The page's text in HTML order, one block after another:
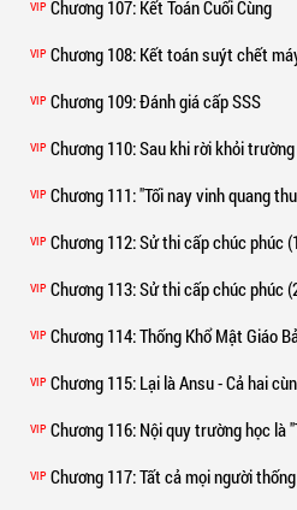
VIP Chương 107: Kết Toán Cuối Cùng
VIP Chương 108: Kết toán suýt chết
VIP Chương 109: Đánh giá cấp SSS
VIP Chương 110: Sau khi rời khỏi
VIP Chương 111: "Tối nay vinh quang
VIP Chương 112: Sử thi cấp chúc phúc
VIP Chương 113: Sử thi cấp chúc phúc
VIP Chương 114: Thống Khổ Mật Giáo
VIP Chương 115: Lại là Ansu - Cả hai
VIP Chương 116: Nội quy trường học là
VIP Chương 117: Tất cả mọi người